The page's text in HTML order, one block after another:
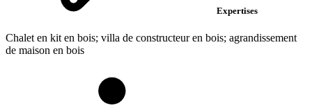
Expertises
Chalet en kit en bois; villa de constructeur en bois; agrandissement
de maison en bois